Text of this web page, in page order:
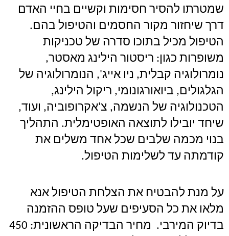
שמטרתו להסיר חסימות וקשיים בחיי האדם
דרך שיחזור מקור החסמים והטיפול בהם.
הטיפול מכיל בתוכו סדרה של טכניקות
משופרות כגון: ריסטור הילינג מאסטר,
נומרולוגיה קבלית, ניו אייג', הנומרולוגיה של
הגלגולים, ביואורגונומי, ריקול הילינג,
הטכנולוגיה של הנשמה, צ'אקרופוביה, ועוד,
שיחד יובילו לתוצאה האופטימלית. התהליך
בנוי מכמה שלבים שכל אחד משלים את
קודמתה עד לשלימות הטיפול.
על מנת להבטיח את הצלחת הטיפול אנא
מלאו את כל הסעיפים שעל טופס ההזמנה
בדיוק המירבי. מחיר הבדיקה הראשונית: 450